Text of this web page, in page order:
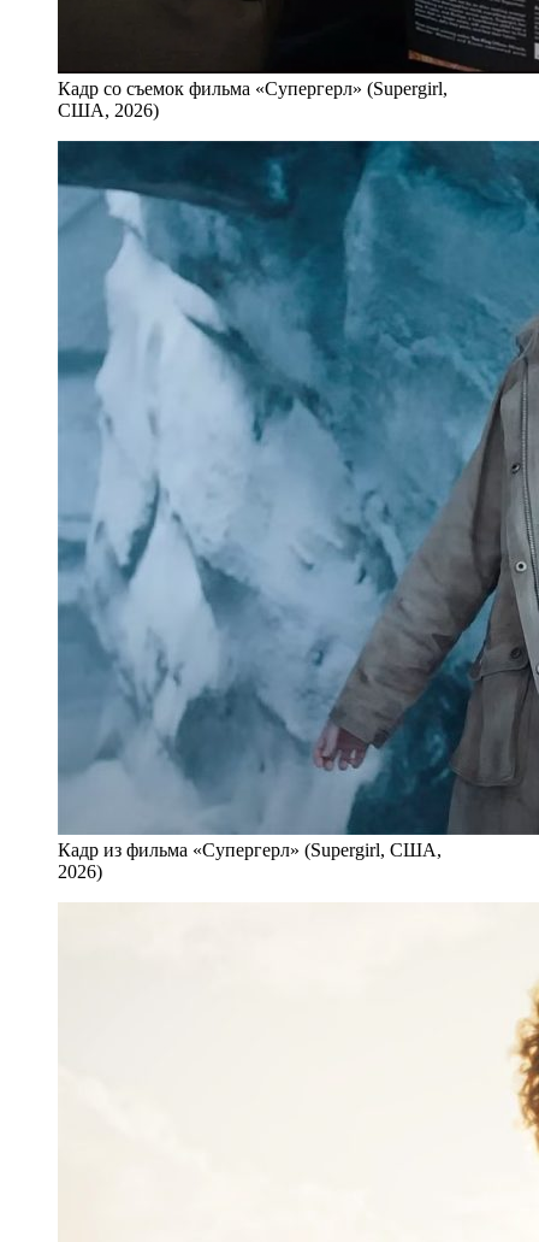
Кадр со съемок фильма «Супергерл» (Supergirl,
США, 2026)
Кадр из фильма «Супергерл» (Supergirl, США,
2026)